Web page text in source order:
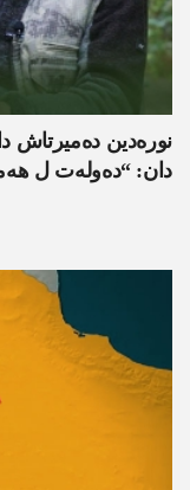
نورەدین دەمیرتاش
دان: “دەولەت ل